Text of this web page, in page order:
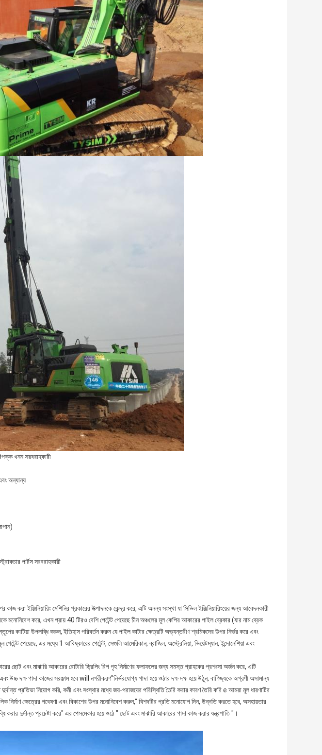
খনন সরবরাহকারী
অন্যান্য
পার্টস সরবরাহকারী
করা ইঞ্জিনিয়ারিং মেশিনির প্রকারের উত্পাদনকে কেন্দ্র করে, এটি অনন্য সংস্থা যা সিভিল ইঞ্জিনিয়ারিংয়ের জন্য আবেদনকারী
মনোনিবেশ করে, এখন প্রায় 40 টিরও বেশি পেটেন্ট পেয়েছে চীন অঞ্চলের মূল কেপির আকারের পাইল ব্রেকার (যার নাম ব্রেক
কাটিয়া উপলব্ধি করুন, ইতিহাস পরিবর্তন করুন যে পাইল কাটার ক্ষেত্রটি অভ্যন্তরীণ শ্রমিকদের উপর নির্ভর করে এবং
পেয়েছে, এর মধ্যে 1 আবিষ্কারের পেটেন্ট, সেগুলি আমেরিকান, ব্রাজিল, অস্ট্রেলিয়া, ভিয়েটম্যান, ইন্দোনেশিয়া এবং
ছোট এবং মাঝারি আকারের রোটারি ড্রিলিং রিগ গৃহ নির্মাণের ফলাফলের জন্য সমস্ত গ্রাহকের প্রশংসা অর্জন করে, এটি
উচ্চ দক্ষ গাদা কাজের সরঞ্জাম হবে will নগরীকরণ"নির্ভরযোগ্য গাদা হয়ে ওঠার দক্ষ দক্ষ হয়ে উঠুন, বাণিজ্যকে অগ্রণী অসামান্য
প্রতিভা নিয়োগ করি, কর্মী এবং সংস্থার মধ্যে জয়-পরাজয়ের পরিস্থিতি তৈরি করার কারণ তৈরি করি e আমরা মূল ধারণাটির
নির্মাণ ক্ষেত্রের গবেষণা এবং বিকাশের উপর মনোনিবেশ করুন," বিশদটির প্রতি মনোযোগ দিন, উন্নতি করতে হবে, অসহায়তার
করার দুর্দান্ত প্রচেষ্টা করে" এর পেসমেকার হয়ে ওঠে " ছোট এবং মাঝারি আকারের গাদা কাজ করার যন্ত্রপাতি "।